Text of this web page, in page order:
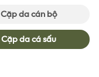
Cặp da cán bộ
Cặp da cá sấu